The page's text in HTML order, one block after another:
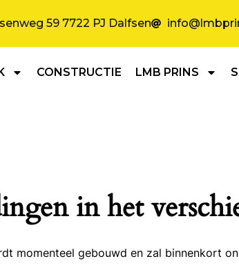
59 7722 PJ Dalfsen
CONSTRUCTIE LMB PRINS
in het
momenteel gebouwd en zal binnenkort